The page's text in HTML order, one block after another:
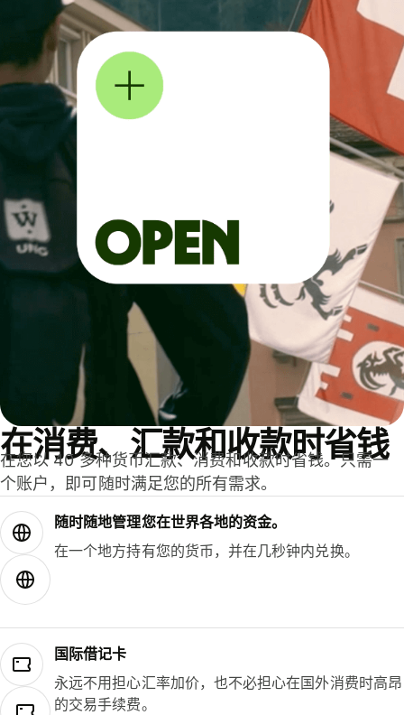
在消费、汇款和收款时省钱
在您以 40 多种货币汇款、消费和收款时省钱。只需一
个账户，即可随时满足您的所有需求。
随时随地管理您在世界各地的资金。
在一个地方持有您的货币，并在几秒钟内兑换。
国际借记卡
永远不用担心汇率加价，也不必担心在国外消费时高昂
的交易手续费。